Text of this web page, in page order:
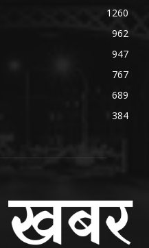
1260
962
947
767
689
384